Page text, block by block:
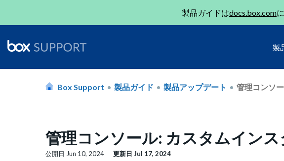
製品ガイドはdocs.box.com
製
Box Support 製品ガイド 製品アップデート 管理コンソ
管理コンソール: カスタムイン
公開日 Jun 10, 2024 更新日 Jul 17, 2024